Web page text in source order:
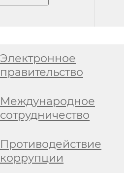
Электронное
правительство
Международное
сотрудничество
Противодействие
коррупции